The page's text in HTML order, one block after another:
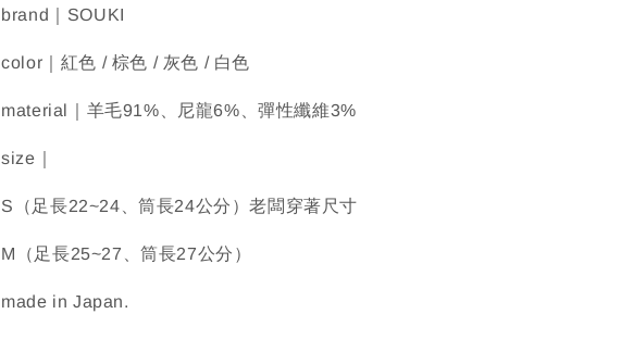
brand｜SOUKI
color｜紅色 / 棕色 / 灰色 / 白色
material｜羊毛91%、尼龍6%、彈性纖維3%
size｜
S（足長22~24、筒長24公分）老闆穿著尺寸
M（足長25~27、筒長27公分）
made in Japan.